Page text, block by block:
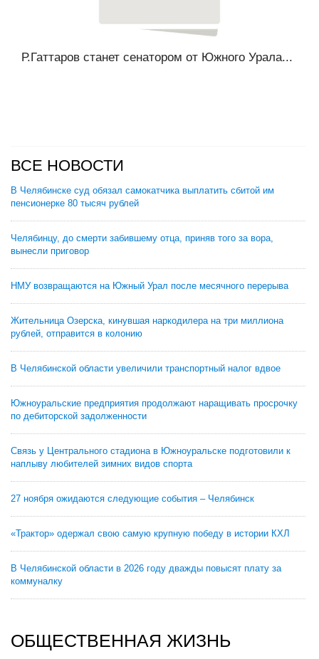
Р.Гаттаров станет сенатором от Южного Урала...
ВСЕ НОВОСТИ
В Челябинске суд обязал самокатчика выплатить сбитой им
пенсионерке 80 тысяч рублей
Челябинцу, до смерти забившему отца, приняв того за вора,
вынесли приговор
НМУ возвращаются на Южный Урал после месячного перерыва
Жительница Озерска, кинувшая наркодилера на три миллиона
рублей, отправится в колонию
В Челябинской области увеличили транспортный налог вдвое
Южноуральские предприятия продолжают наращивать просрочку
по дебиторской задолженности
Связь у Центрального стадиона в Южноуральске подготовили к
наплыву любителей зимних видов спорта
27 ноября ожидаются следующие события – Челябинск
«Трактор» одержал свою самую крупную победу в истории КХЛ
В Челябинской области в 2026 году дважды повысят плату за
коммуналку
ОБЩЕСТВЕННАЯ ЖИЗНЬ